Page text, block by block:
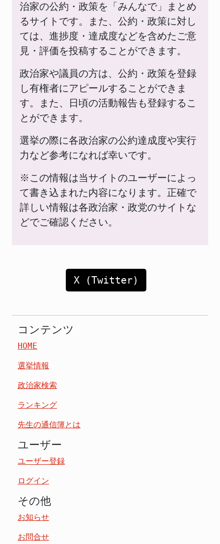
治家の公約・政策を「みんなで」まとめ
るサイトです。また、公約・政策に対し
ては、進捗度・達成度などを含めたご意
見・評価を投稿することができます。
政治家や議員の方は、公約・政策を登録
し有権者にアピールすることができま
す。また、日頃の活動報告も登録するこ
とができます。
選挙の際に各政治家の公約達成度や実行
力など参考になれば幸いです。
※この情報は当サイトのユーザーによっ
て書き込まれた内容になります。正確で
詳しい情報は各政治家・政党のサイトな
どでご確認ください。
X (Twitter)
コンテンツ
HOME
選挙情報
政治家検索
ランキング
先生の通信簿とは
ユーザー
ユーザー登録
ログイン
その他
お知らせ
お問合せ